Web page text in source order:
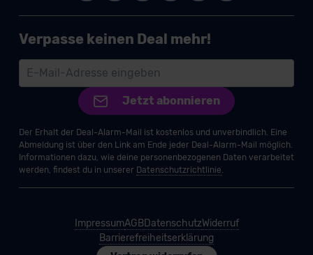
Verpasse keinen Deal mehr!
Jetzt abonnieren
Der Erhalt der Deal-Alarm-Mail ist kostenlos und unverbindlich. Eine
Abmeldung ist über den Link am Ende jeder Deal-Alarm-Mail möglich.
Informationen dazu, wie deine personenbezogenen Daten verarbeitet
werden, findest du in unserer Datenschutzrichtlinie.
ImpressumAGBDatenschutzWiderruf
Barrierefreiheitserklärung